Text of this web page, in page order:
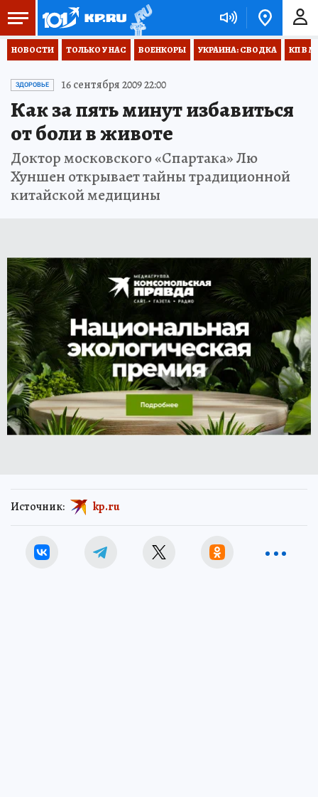
НОВОСТИ ТОЛЬКО У НАС ВОЕНКОРЫ УКРАИНА: СВОДКА КП В
ЗДОРОВЬЕ 16 сентября 2009 22:00
Как за пять минут избавиться
от боли в животе
Доктор московского «Спартака» Лю
Хуншен открывает тайны традиционной
китайской медицины
Источник: kp.ru